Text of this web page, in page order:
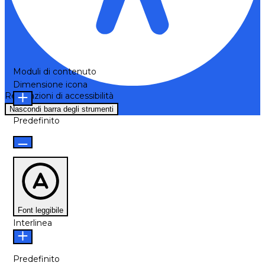
Regolazioni di accessibilità
Nascondi barra degli strumenti
Moduli di contenuto
Dimensione icona
Predefinito
Font leggibile
Interlinea
Predefinito